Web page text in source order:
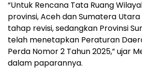
“Untuk Rencana Tata Ruang
provinsi, Aceh dan Sumatera
tahap revisi, sedangkan Provinsi
telah menetapkan Peraturan
Perda Nomor 2 Tahun 2025,” ujar
dalam paparannya.